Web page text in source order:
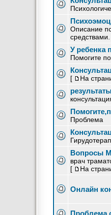
Описание
средствами.
У ребенка
Помогите
[ На
Проблема
Вопросы
врач
[
На
Онлайн
Проблема